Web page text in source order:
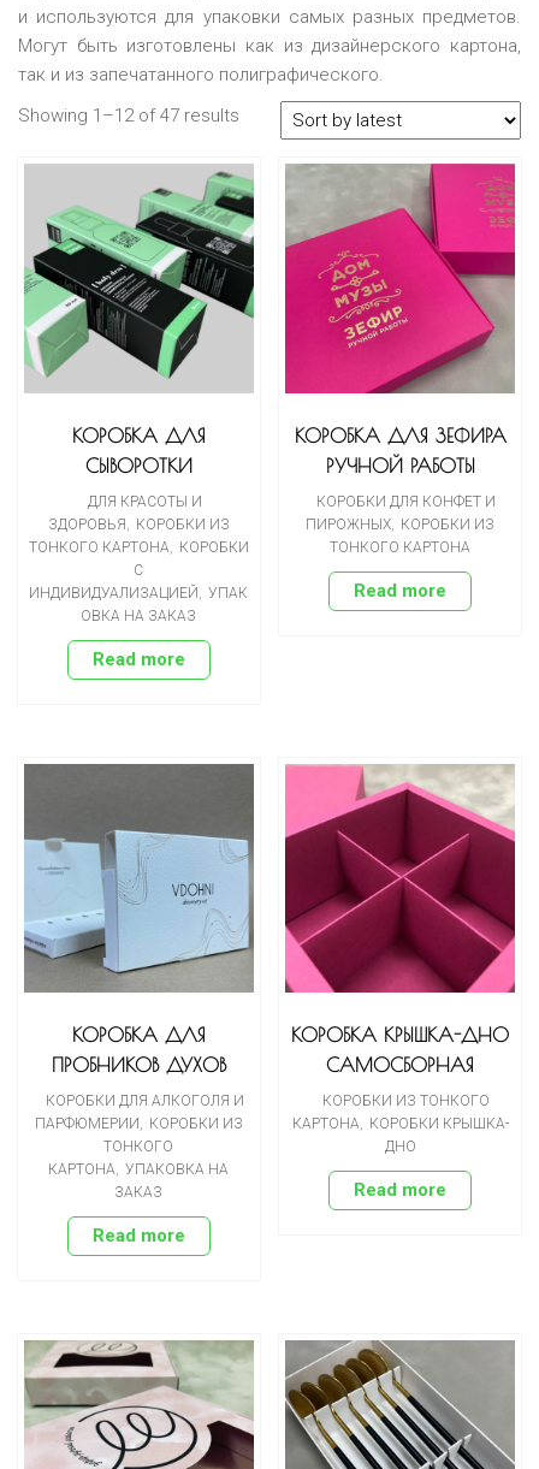
и используются для упаковки самых разных предметов.
Могут быть изготовлены как из дизайнерского картона,
так и из запечатанного полиграфического.
Showing 1–12 of 47 results
КОРОБКА ДЛЯ
СЫВОРОТКИ
ДЛЯ КРАСОТЫ И
ЗДОРОВЬЯ
КОРОБКИ ИЗ
ТОНКОГО КАРТОНА
КОРОБКИ
С
ИНДИВИДУАЛИЗАЦИЕЙ
УПАК
ОВКА НА ЗАКАЗ
Read more
КОРОБКА ДЛЯ ЗЕФИРА
РУЧНОЙ РАБОТЫ
КОРОБКИ ДЛЯ КОНФЕТ И
ПИРОЖНЫХ
КОРОБКИ ИЗ
ТОНКОГО КАРТОНА
Read more
КОРОБКА ДЛЯ
ПРОБНИКОВ ДУХОВ
КОРОБКИ ДЛЯ АЛКОГОЛЯ И
ПАРФЮМЕРИИ , КОРОБКИ ИЗ
ТОНКОГО
КАРТОНА, УПАКОВКА НА
ЗАКАЗ
Read more
КОРОБКА КРЫШКА-ДНО
САМОСБОРНАЯ
КОРОБКИ ИЗ ТОНКОГО
КАРТОНА, КОРОБКИ КРЫШКА-
ДНО
Read more